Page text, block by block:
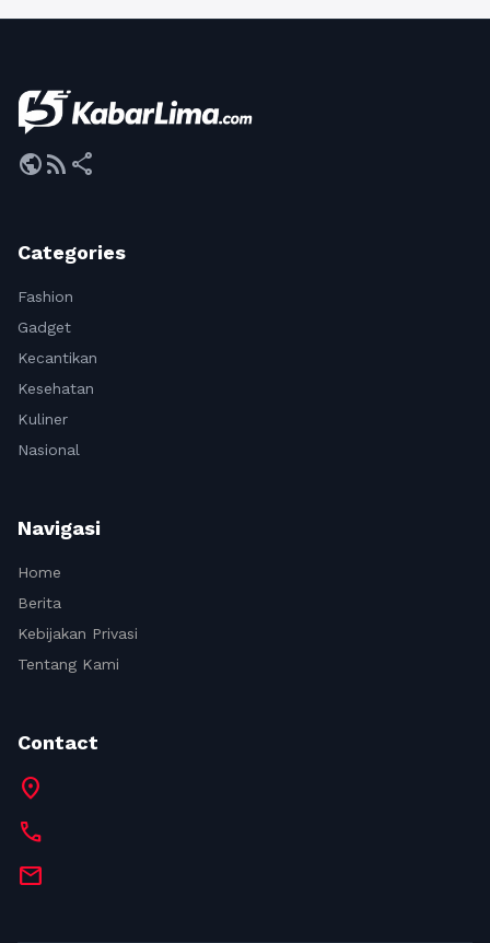
publicrss_feed share
Categories
Fashion
Gadget
Kecantikan
Kesehatan
Kuliner
Nasional
Navigasi
Home
Berita
Kebijakan Privasi
Tentang Kami
Contact
location_on
call
mail